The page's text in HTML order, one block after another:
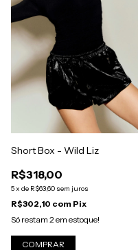
Short Box - Wild Liz
R$318,00
5x de R$63,60 sem juros
R$302,10 com Pix
Só restam 2 em estoque!
COMPRAR